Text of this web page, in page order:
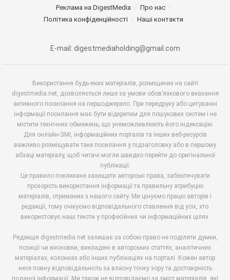
Реклама на DigestMedia
Про нас
Політика конфіденційності
Наші контакти
E-mail: digestmediaholding@gmail.com
Використання будь-яких матеріалів, розміщених на сайті
digestmedia.net, дозволяється лише за умови обов’язкового вказання
активного посилання на першоджерело. При передруку або цитуванні
інформації посилання має бути відкритим для пошукових систем і не
містити технічних обмежень, що унеможливлюють його індексацію.
Для онлайн-ЗМІ, інформаційних порталів та інших веб-ресурсів
важливо розміщувати таке посилання у підзаголовку або в першому
абзаці матеріалу, щоб читачі могли швидко перейти до оригінальної
публікації.
Це правило покликане захищати авторські права, забезпечувати
прозорість використання інформації та правильну атрибуцію
матеріалів, отриманих з нашого сайту. Ми цінуємо працю авторів і
редакції, тому очікуємо відповідального ставлення від усіх, хто
використовує наші тексти у професійних чи інформаційних цілях.
Редакція digestmedia.net залишає за собою право не поділяти думки,
позиції чи висновки, викладені в авторських статтях, аналітичних
матеріалах, колонках або інших публікаціях на порталі. Кожен автор
несе повну відповідальність за власну точку зору та достовірність
поданої інформації. Ми також не відповідаємо за зміст матеріалів, які